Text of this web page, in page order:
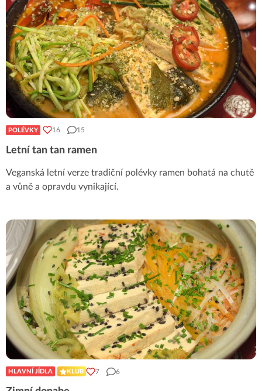
POLÉVKY 16 15
Letní tan tan ramen
Veganská letní verze tradiční polévky ramen bohatá na chutě
a vůně a opravdu vynikající.
HLAVNÍ JÍDLA KLUB 7 6